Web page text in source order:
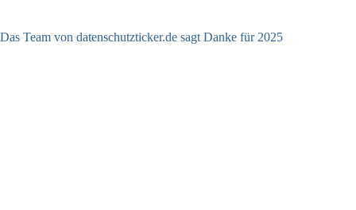
Das Team von datenschutzticker.de sagt Danke für 2025